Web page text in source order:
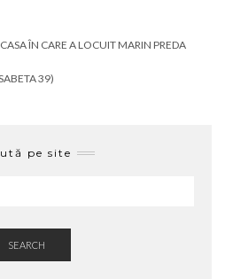
ÎN CARE A LOCUIT MARIN PREDA
39)
pe site
SEARCH